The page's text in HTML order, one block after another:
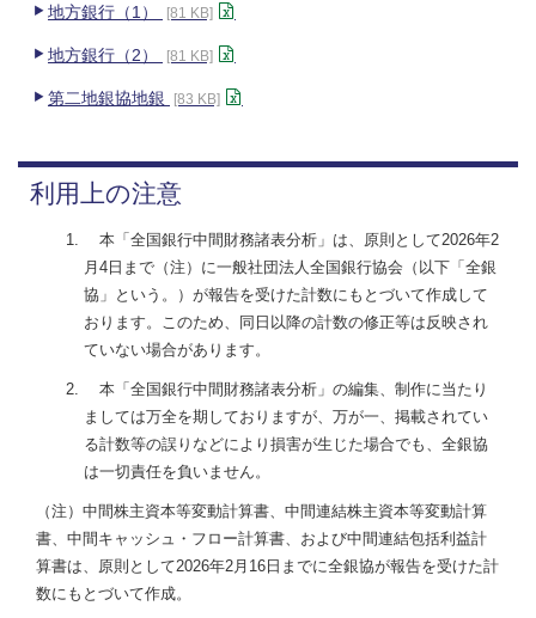
地方銀行（1） [81 KB]
地方銀行（2） [81 KB]
第二地銀協地銀 [83 KB]
利用上の注意
本「全国銀行中間財務諸表分析」は、原則として2026年2
月4日まで（注）に一般社団法人全国銀行協会（以下「全銀
協」という。）が報告を受けた計数にもとづいて作成して
おります。このため、同日以降の計数の修正等は反映され
ていない場合があります。
本「全国銀行中間財務諸表分析」の編集、制作に当たり
ましては万全を期しておりますが、万が一、掲載されてい
る計数等の誤りなどにより損害が生じた場合でも、全銀協
は一切責任を負いません。
（注）中間株主資本等変動計算書、中間連結株主資本等変動計算
書、中間キャッシュ・フロー計算書、および中間連結包括利益計
算書は、原則として2026年2月16日までに全銀協が報告を受けた計
数にもとづいて作成。